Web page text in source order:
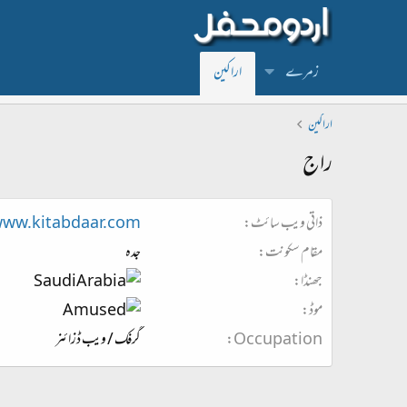
زمرے اراکین
اراکین
راج
ذاتی ویب سائٹ
مقام سکونت
جدہ
جھنڈا
موڈ
Occupation
گرفک / ویب ڈزائنر